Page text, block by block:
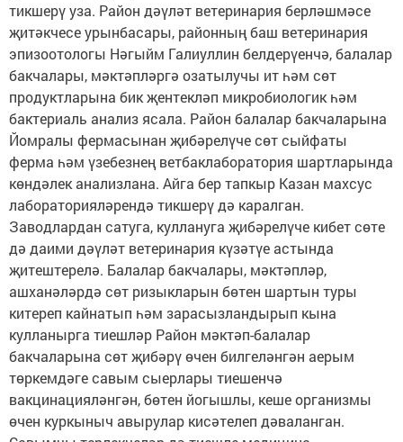
тикшерү уза. Район дәүләт ветеринария берләшмәсе
җитәкчесе урынбасары, районның баш ветеринария
эпизоотологы Нәгыйм Галиуллин белдерүенчә, балалар
бакчалары, мәктәпләргә озатылучы ит һәм сөт
продуктларына бик җентекләп микробиологик һәм
бактериаль анализ ясала. Район балалар бакчаларына
Йомралы фермасынан җибәрелүче сөт сыйфаты
ферма һәм үзебезнең ветбаклаборатория шартларында
көндәлек анализлана. Айга бер тапкыр Казан махсус
лабораторияләрендә тикшерү дә каралган.
Заводлардан сатуга, куллануга җибәрелүче кибет сөте
дә даими дәүләт ветеринария күзәтүе астында
җитештерелә. Балалар бакчалары, мәктәпләр,
ашханәләрдә сөт ризыкларын бөтен шартын туры
китереп кайнатып һәм зарасызландырып кына
кулланырга тиешләр Район мәктәп-балалар
бакчаларына сөт җибәрү өчен билгеләнгән аерым
төркемдәге савым сыерлары тиешенчә
вакцинацияләнгән, бөтен йогышлы, кеше организмы
өчен куркыныч авырулар кисәтелеп дәваланган.